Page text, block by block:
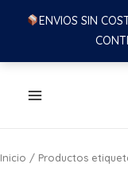
ENVIOS SIN
Inicio / Productos